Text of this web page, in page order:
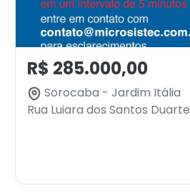
R$ 285.000,00
Sorocaba - Jardim Itália
Rua Luiara dos Santos Duarte